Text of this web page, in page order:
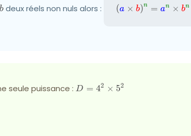
b
b deux réels non nuls alors : (a × b)n = an × bn
seule puissance : D=4^{2}\times5^{2}
D = 42 × 52